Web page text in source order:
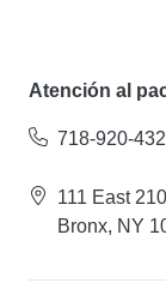
Atención al
718-920-
111 East
Bronx, NY